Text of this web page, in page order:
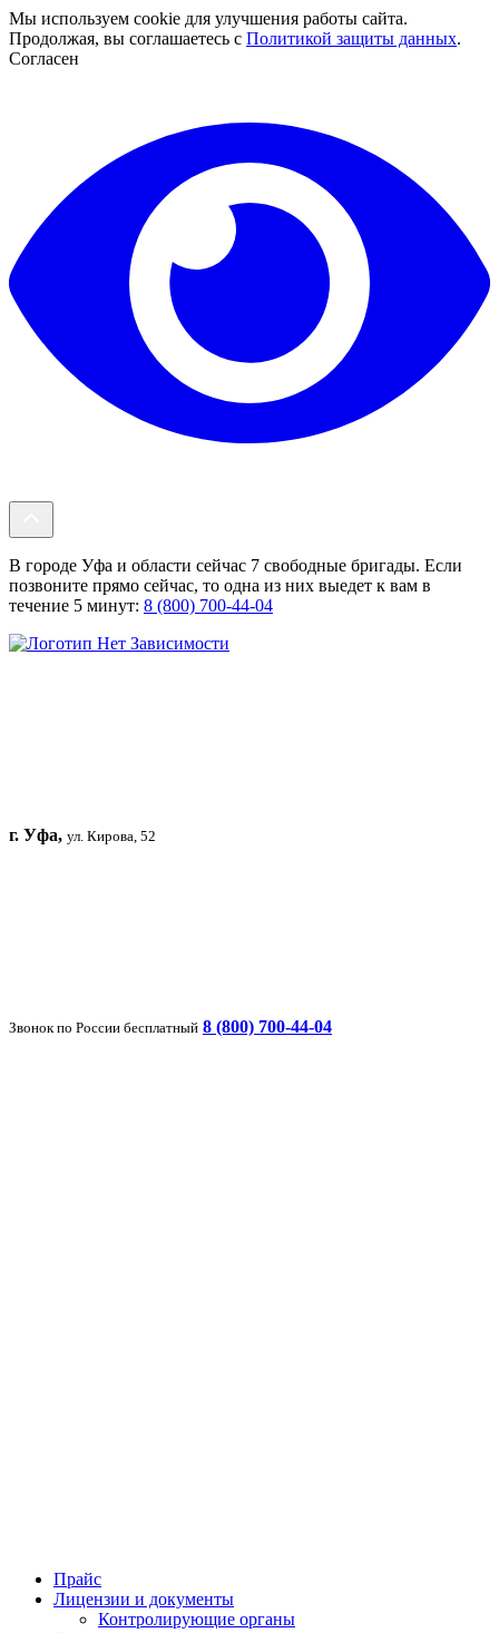
Мы используем cookie для улучшения работы сайта.
Продолжая, вы соглашаетесь с Политикой защиты данных.
Согласен
В городе Уфа и области сейчас 7 свободные бригады. Если
позвоните прямо сейчас, то одна из них выедет к вам в
течение 5 минут: 8 (800) 700-44-04
г. Уфа, ул. Кирова, 52
Звонок по России бесплатный 8 (800) 700-44-04
Прайс
Лицензии и документы
Контролирующие органы